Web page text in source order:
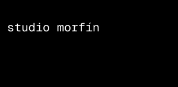
studio morfín